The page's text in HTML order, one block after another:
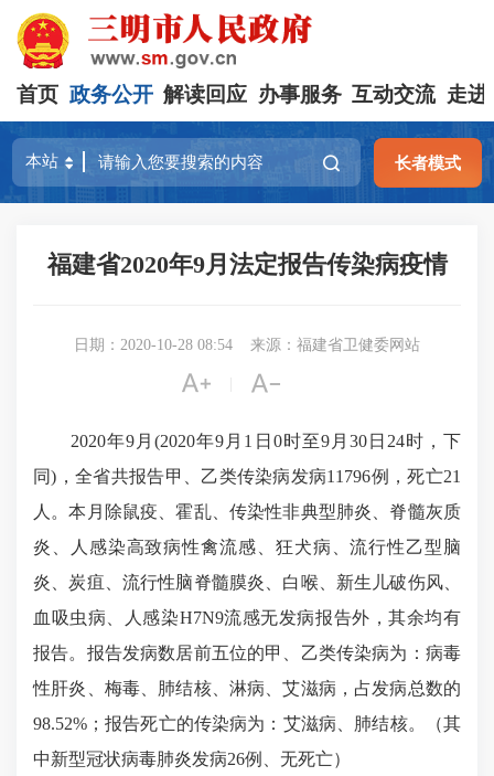
首页 政务公开 解读回应 办事服务 互动交流 走进
长者模式
福建省2020年9月法定报告传染病疫情
日期：2020-10-28 08:54 来源：福建省卫健委网站
 
2020年9月(2020年9月1日0时至9月30日24时，下
同)，全省共报告甲、乙类传染病发病11796例，死亡21
人。本月除鼠疫、霍乱、传染性非典型肺炎、脊髓灰质
炎、人感染高致病性禽流感、狂犬病、流行性乙型脑
炎、炭疽、流行性脑脊髓膜炎、白喉、新生儿破伤风、
血吸虫病、人感染H7N9流感无发病报告外，其余均有
报告。报告发病数居前五位的甲、乙类传染病为：病毒
性肝炎、梅毒、肺结核、淋病、艾滋病，占发病总数的
98.52%；报告死亡的传染病为：艾滋病、肺结核。（其
中新型冠状病毒肺炎发病26例、无死亡）